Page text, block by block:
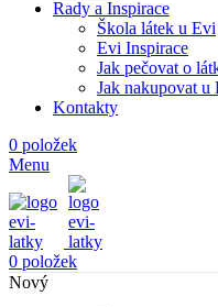
Rady a Inspirace
Škola látek u Evi
Evi Inspirace
Jak pečovat o
Jak nakupovat u
Kontakty
0 položek
Menu
0 položek
Nový